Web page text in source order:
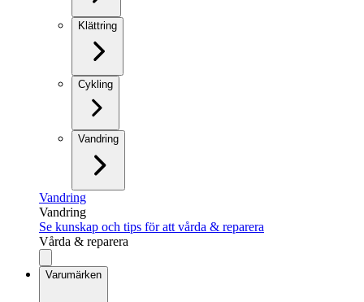
Klättring
Cykling
Vandring
Vandring
Vandring
Se kunskap och tips för att vårda & reparera
Vårda & reparera
Varumärken